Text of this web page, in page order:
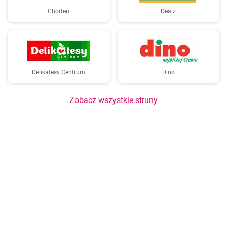
Chorten Dealz
Delikatesy Centrum Dino
Zobacz wszystkie struny